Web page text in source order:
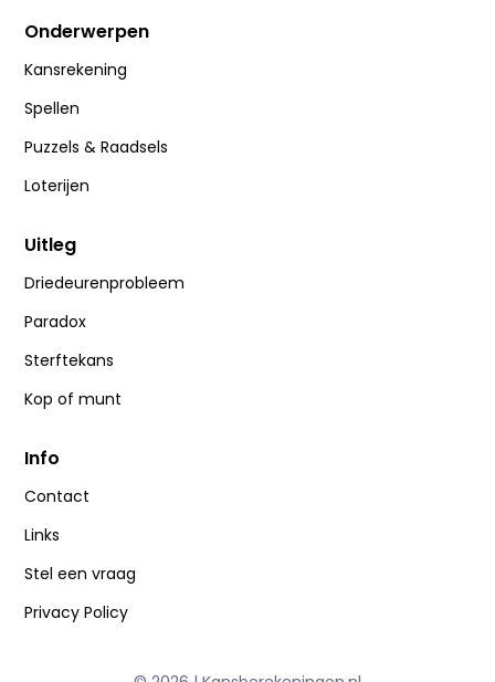
Onderwerpen
Kansrekening
Spellen
Puzzels & Raadsels
Loterijen
Uitleg
Driedeurenprobleem
Paradox
Sterftekans
Kop of munt
Info
Contact
Links
Stel een vraag
Privacy Policy